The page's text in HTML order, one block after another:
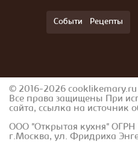
События Рецепты
© 2016-2026 cooklikemary.ru
Все права защищены При
сайта, ссылка на источник
ООО "Открытая кухня" ОГРН
г.Москва, ул. Фридриха